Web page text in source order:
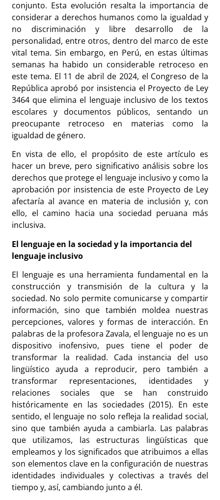
conjunto. Esta evolución resalta la importancia de
considerar a derechos humanos como la igualdad y
no discriminación y libre desarrollo de la
personalidad, entre otros, dentro del marco de este
vital tema. Sin embargo, en Perú, en estas últimas
semanas ha habido un considerable retroceso en
este tema. El 11 de abril de 2024, el Congreso de la
República aprobó por insistencia el Proyecto de Ley
3464 que elimina el lenguaje inclusivo de los textos
escolares y documentos públicos, sentando un
preocupante retroceso en materias como la
igualdad de género.
En vista de ello, el propósito de este artículo es
hacer un breve, pero significativo análisis sobre los
derechos que protege el lenguaje inclusivo y como la
aprobación por insistencia de este Proyecto de Ley
afectaría al avance en materia de inclusión y, con
ello, el camino hacia una sociedad peruana más
inclusiva.
El lenguaje en la sociedad y la importancia del
lenguaje inclusivo
El lenguaje es una herramienta fundamental en la
construcción y transmisión de la cultura y la
sociedad. No solo permite comunicarse y compartir
información, sino que también moldea nuestras
percepciones, valores y formas de interacción. En
palabras de la profesora Zavala, el lenguaje no es un
dispositivo inofensivo, pues tiene el poder de
transformar la realidad. Cada instancia del uso
lingüístico ayuda a reproducir, pero también a
transformar representaciones, identidades y
relaciones sociales que se han construido
históricamente en las sociedades (2015). En este
sentido, el lenguaje no solo refleja la realidad social,
sino que también ayuda a cambiarla. Las palabras
que utilizamos, las estructuras lingüísticas que
empleamos y los significados que atribuimos a ellas
son elementos clave en la configuración de nuestras
identidades individuales y colectivas a través del
tiempo y, así, cambiando junto a él.